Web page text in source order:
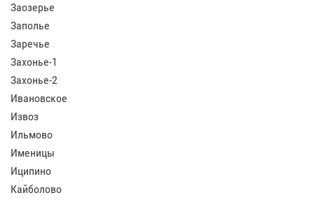
Заозерье
Заполье
Заречье
Захонье-1
Захонье-2
Ивановское
Извоз
Ильмово
Именицы
Иципино
Кайболово